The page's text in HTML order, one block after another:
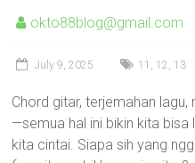
okto88blog@gmail.com
July 9, 2025 11 , 12 , 13
Chord gitar, terjemahan
—semua hal ini bikin kita
kita cintai. Siapa sih yang